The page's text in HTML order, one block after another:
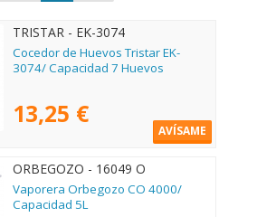
TRISTAR - EK-3074
Cocedor de Huevos Tristar EK-
3074/ Capacidad 7 Huevos
13,25 €
AVÍSAME
ORBEGOZO - 16049 O
Vaporera Orbegozo CO 4000/
Capacidad 5L